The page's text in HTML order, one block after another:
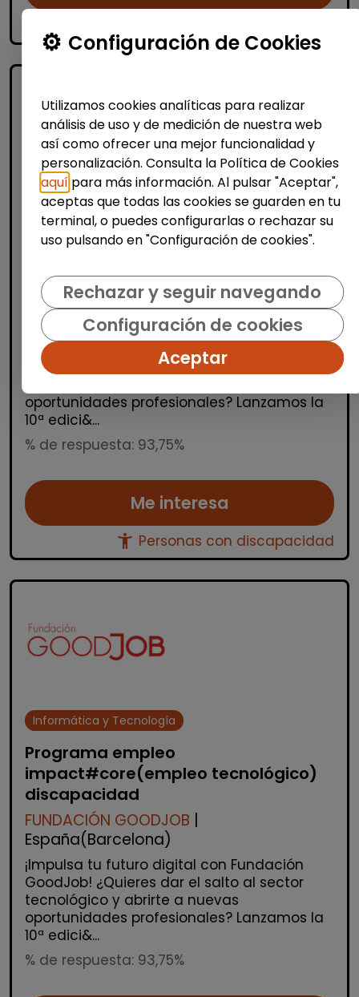
Informática y Tecnología
Programa empleo
discapacidad
FUNDACIÓN GOODJOB|
España(Valladolid)
¡Impulsa tu futuro digital con Fundación
GoodJob! ¿Quieres dar el salto al sector
oportunidades profesionales? Lanzamos la
10ª edici&...
% de respuesta: 93,75%
Me interesa
accessibility_new Personas con discapacidad
Informática y Tecnología
Programa empleo
impact#core(empleo tecnológico)
discapacidad
FUNDACIÓN GOODJOB |
España(Barcelona)
¡Impulsa tu futuro digital con Fundación
GoodJob! ¿Quieres dar el salto al sector
tecnológico y abrirte a nuevas
oportunidades profesionales? Lanzamos la
10ª edici&...
% de respuesta: 93,75%
Configuración de Cookies
Utilizamos cookies analíticas para realizar
análisis de uso y de medición de nuestra web
así como ofrecer una mejor funcionalidad y
personalización. Consulta la Política de Cookies
aquí para más información. Al pulsar "Aceptar",
aceptas que todas las cookies se guarden en tu
terminal, o puedes configurarlas o rechazar su
uso pulsando en "Configuración de cookies".
Rechazar y seguir navegando
Configuración de cookies
Aceptar